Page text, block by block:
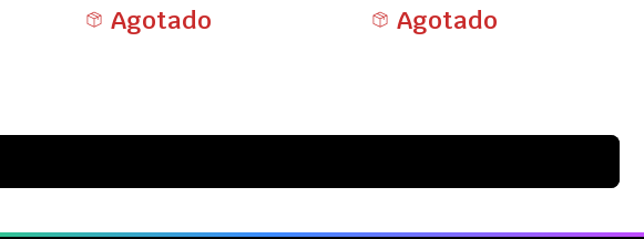
Agotado Agotado